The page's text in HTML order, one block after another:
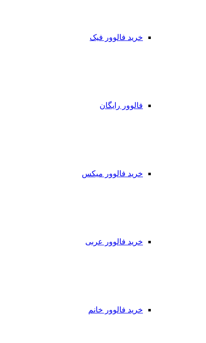
خرید فالوور فیک
فالوور رایگان
خرید فالوور میکس
خرید فالوور عربی
خرید فالوور خانم